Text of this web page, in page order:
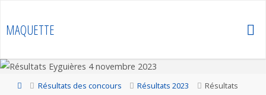
content
MAQUETTE
HomeRésultats des concours Résultats 2023
Résultats